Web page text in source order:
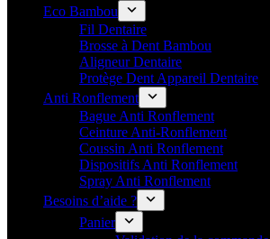
Eco Bambou
Fil Dentaire
Brosse à Dent Bambou
Aligneur Dentaire
Protège Dent Appareil Dentaire
Anti Ronflement
Bague Anti Ronflement
Ceinture Anti-Ronflement
Coussin Anti Ronflement
Dispositifs Anti Ronflement
Spray Anti Ronflement
Besoins d’aide ?
Panier